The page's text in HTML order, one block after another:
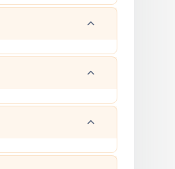
Redueix
Redueix
Redueix